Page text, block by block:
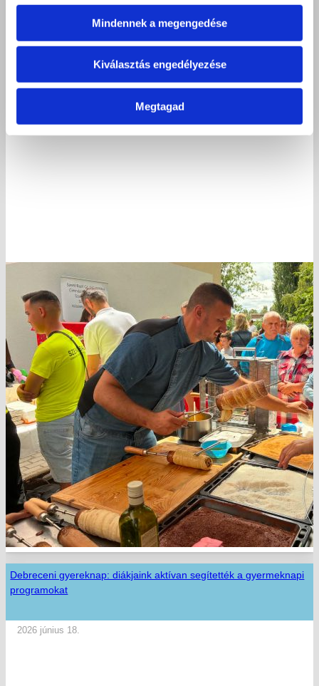
Mindennek a megengedése
Kiválasztás engedélyezése
Megtagad
Debreceni gyereknap: diákjaink aktívan segítették a gyermeknapi
programokat
2026 június 18.